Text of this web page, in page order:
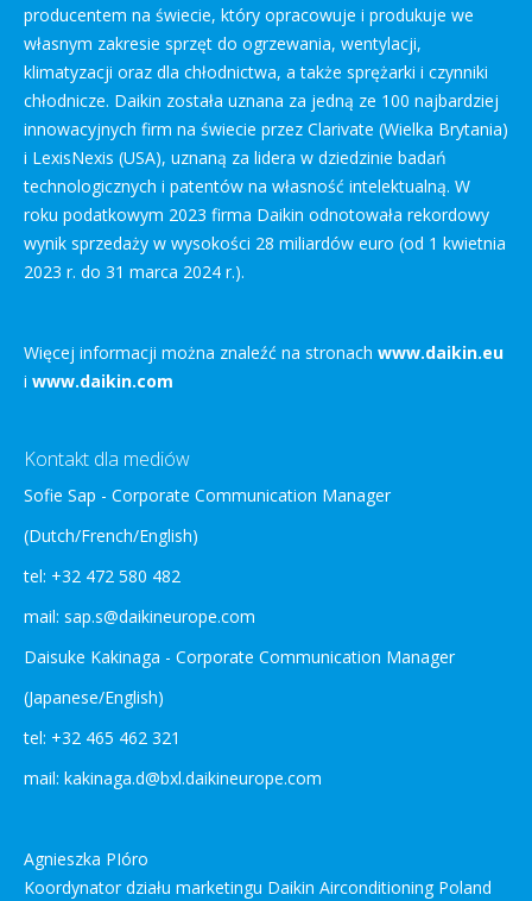
producentem na świecie, który opracowuje i produkuje we
własnym zakresie sprzęt do ogrzewania, wentylacji,
klimatyzacji oraz dla chłodnictwa, a także sprężarki i czynniki
chłodnicze. Daikin została uznana za jedną ze 100 najbardziej
innowacyjnych firm na świecie przez Clarivate (Wielka Brytania)
i LexisNexis (USA), uznaną za lidera w dziedzinie badań
technologicznych i patentów na własność intelektualną. W
roku podatkowym 2023 firma Daikin odnotowała rekordowy
wynik sprzedaży w wysokości 28 miliardów euro (od 1 kwietnia
2023 r. do 31 marca 2024 r.).
Więcej informacji można znaleźć na stronach www.daikin.eu
i www.daikin.com
Kontakt dla mediów
Sofie Sap - Corporate Communication Manager
(Dutch/French/English)
tel: +32 472 580 482
mail: sap.s@daikineurope.com
Daisuke Kakinaga - Corporate Communication Manager
(Japanese/English)
tel: +32 465 462 321
mail: kakinaga.d@bxl.daikineurope.com
Agnieszka PIóro
Koordynator działu marketingu Daikin Airconditioning Poland